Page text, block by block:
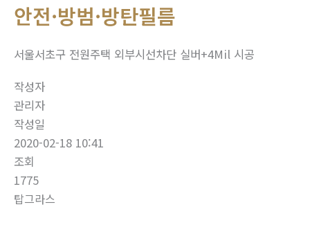
안전·방범·방탄필름
서울서초구 전원주택 외부시선차단 실버+4Mil 시공
작성자
관리자
작성일
2020-02-18 10:41
조회
1775
탑그라스